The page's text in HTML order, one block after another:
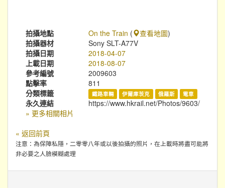
拍攝地點 On the Train ( 查看地圖)
拍攝器材
Sony SLT-A77V
拍攝日期
2018-04-07
上載日期
2018-08-07
參考編號
2009603
點擊率
811
分類標籤
鐵路車輛 伊爾庫茨克 俄羅斯 電車
永久連結
https://www.hkrail.net/Photos/9603/
» 更多相關相片
« 返回前頁
注意：為保障私隱，二零零八年或以後拍攝的照片，在上載時將盡可能將
非必要之人臉模糊處理